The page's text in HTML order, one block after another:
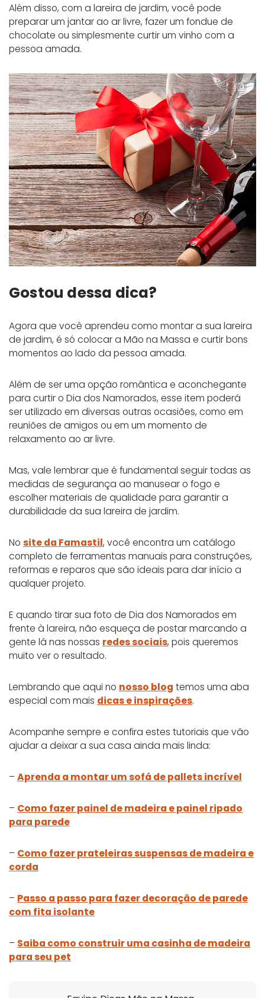
Além disso, com a lareira de jardim, você pode
preparar um jantar ao ar livre, fazer um fondue de
chocolate ou simplesmente curtir um vinho com a
pessoa amada.
Gostou dessa dica?
Agora que você aprendeu como montar a sua lareira
de jardim, é só colocar a Mão na Massa e curtir bons
momentos ao lado da pessoa amada.
Além de ser uma opção romântica e aconchegante
para curtir o Dia dos Namorados, esse item poderá
ser utilizado em diversas outras ocasiões, como em
reuniões de amigos ou em um momento de
relaxamento ao ar livre.
Mas, vale lembrar que é fundamental seguir todas as
medidas de segurança ao manusear o fogo e
escolher materiais de qualidade para garantir a
durabilidade da sua lareira de jardim.
No site da Famastil, você encontra um catálogo
completo de ferramentas manuais para construções,
reformas e reparos que são ideais para dar início a
qualquer projeto.
E quando tirar sua foto de Dia dos Namorados em
frente à lareira, não esqueça de postar marcando a
gente lá nas nossas redes sociais, pois queremos
muito ver o resultado.
Lembrando que aqui no nosso blog temos uma aba
especial com mais dicas e inspirações.
Acompanhe sempre e confira estes tutoriais que vão
ajudar a deixar a sua casa ainda mais linda:
–Aprenda a montar um sofá de pallets incrível
– Como fazer painel de madeira e painel ripado
para parede
– Como fazer prateleiras suspensas de madeira e
corda
– Passo a passo para fazer decoração de parede
com fita isolante
– Saiba como construir uma casinha de madeira
para seu pet